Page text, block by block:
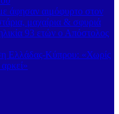
άφησαν αιμόφυρτο στον
μαχαίρια & σφυριά
93 ετών ο Απόστολος
Ελλάδας-Κύπρου: «Χωρίς